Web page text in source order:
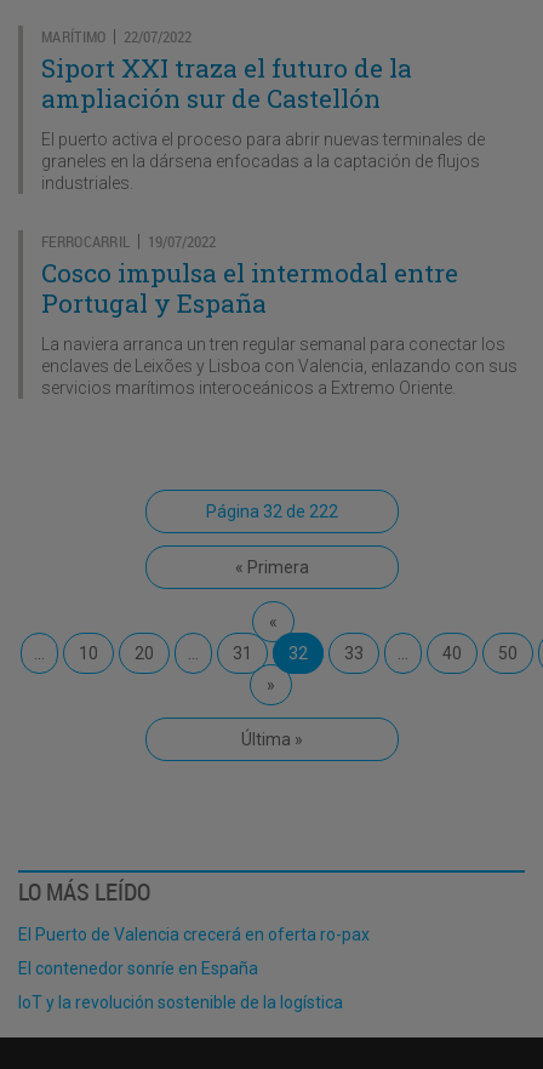
MARÍTIMO | 22/07/2022
Siport XXI traza el futuro de la
ampliación sur de Castellón
El puerto activa el proceso para abrir nuevas terminales de
graneles en la dársena enfocadas a la captación de flujos
industriales.
FERROCARRIL | 19/07/2022
Cosco impulsa el intermodal entre
Portugal y España
La naviera arranca un tren regular semanal para conectar los
enclaves de Leixões y Lisboa con Valencia, enlazando con sus
servicios marítimos interoceánicos a Extremo Oriente.
Página 32 de 222
« Primera
«
10 20 31 32 33 40
50
»
Última »
LO MÁS LEÍDO
El Puerto de Valencia crecerá en oferta ro-pax
El contenedor sonríe en España
IoT y la revolución sostenible de la logística